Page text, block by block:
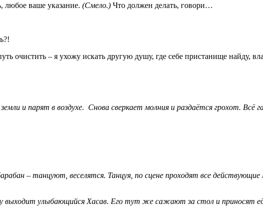
любое ваше указание. (Смело.) Что должен делать, говори…
– я ухожу искать другую душу, где себе пристанище найду,
и парят в воздухе. Снова сверкает молния и раздаётся грохот. Всё
– танцуют, веселятся. Танцуя, по сцене проходят все
выходит улыбающийся Хасав. Его тут же сажают за стол и приносят